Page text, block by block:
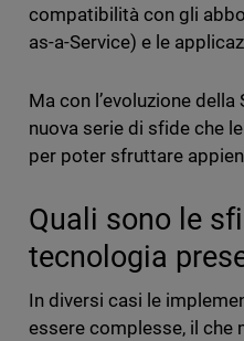
compatibilità con gli
as-a-Service) e le
Ma con l’evoluzione
nuova serie di sfide che
per poter sfruttare
Quali sono le
tecnologia
In diversi casi le
essere complesse, il che